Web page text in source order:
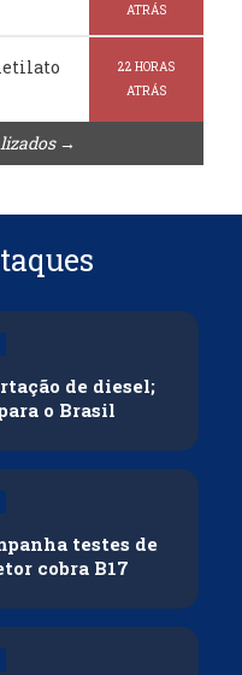
ATRÁS
22 HORAS
ATRÁS
→
de diesel;
o Brasil
testes de
cobra B17